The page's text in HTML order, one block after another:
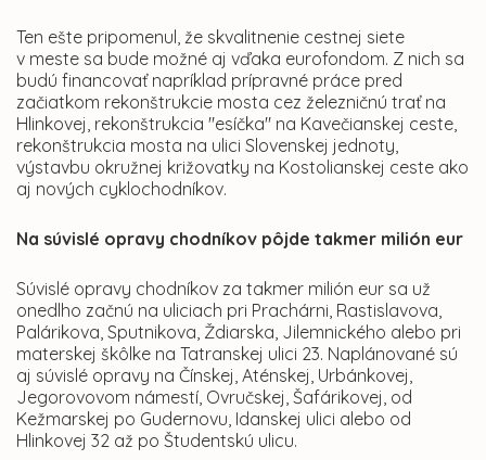
Ten ešte pripomenul, že skvalitnenie cestnej siete
v meste sa bude možné aj vďaka eurofondom. Z nich sa
budú financovať napríklad prípravné práce pred
začiatkom rekonštrukcie mosta cez železničnú trať na
Hlinkovej, rekonštrukcia "esíčka" na Kavečianskej ceste,
rekonštrukcia mosta na ulici Slovenskej jednoty,
výstavbu okružnej križovatky na Kostolianskej ceste ako
aj nových cyklochodníkov.
Na súvislé opravy chodníkov pôjde takmer milión eur
Súvislé opravy chodníkov za takmer milión eur sa už
onedlho začnú na uliciach pri Prachárni, Rastislavova,
Palárikova, Sputnikova, Ždiarska, Jilemnického alebo pri
materskej škôlke na Tatranskej ulici 23. Naplánované sú
aj súvislé opravy na Čínskej, Aténskej, Urbánkovej,
Jegorovovom námestí, Ovručskej, Šafárikovej, od
Kežmarskej po Gudernovu, Idanskej ulici alebo od
Hlinkovej 32 až po Študentskú ulicu.